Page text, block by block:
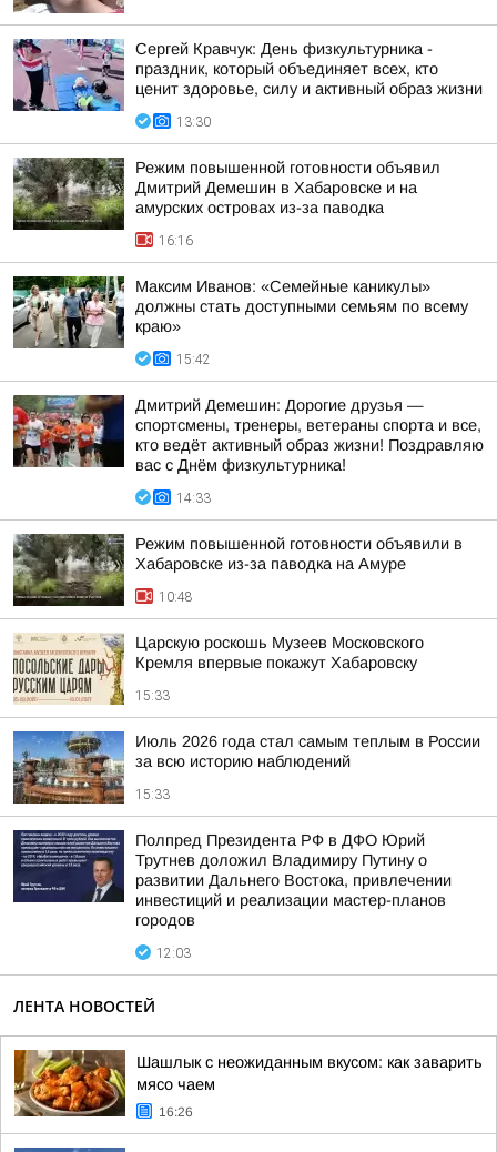
Сергей Кравчук: День физкультурника -
праздник, который объединяет всех, кто
ценит здоровье, силу и активный образ жизни
13:30
Режим повышенной готовности объявил
Дмитрий Демешин в Хабаровске и на
амурских островах из-за паводка
16:16
Максим Иванов: «Семейные каникулы»
должны стать доступными семьям по всему
краю»
15:42
Дмитрий Демешин: Дорогие друзья —
спортсмены, тренеры, ветераны спорта и все,
кто ведёт активный образ жизни! Поздравляю
вас с Днём физкультурника!
14:33
Режим повышенной готовности объявили в
Хабаровске из-за паводка на Амуре
10:48
Царскую роскошь Музеев Московского
Кремля впервые покажут Хабаровску
15:33
Июль 2026 года стал самым теплым в России
за всю историю наблюдений
15:33
Полпред Президента РФ в ДФО Юрий
Трутнев доложил Владимиру Путину о
развитии Дальнего Востока, привлечении
инвестиций и реализации мастер-планов
городов
12:03
ЛЕНТА НОВОСТЕЙ
Шашлык с неожиданным вкусом: как заварить
мясо чаем
16:26